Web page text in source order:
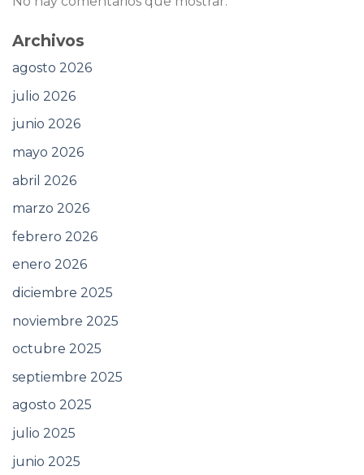
Archivos
agosto 2026
julio 2026
junio 2026
mayo 2026
abril 2026
marzo 2026
febrero 2026
enero 2026
diciembre 2025
noviembre 2025
octubre 2025
septiembre 2025
agosto 2025
julio 2025
junio 2025